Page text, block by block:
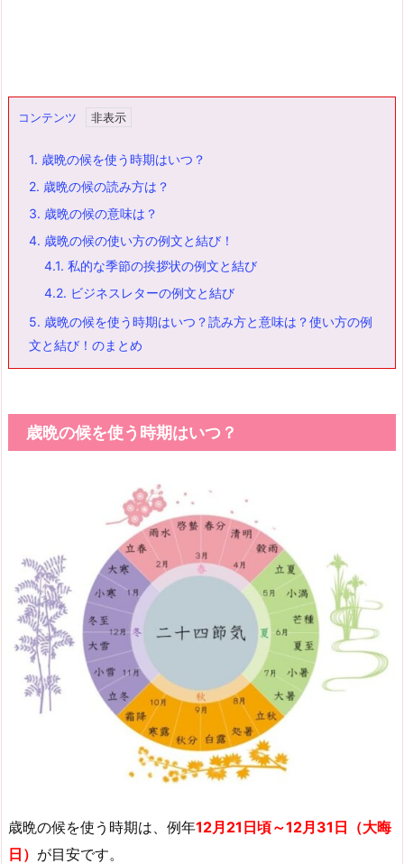
コンテンツ
1. 歳晩の候を使う時期はいつ？
2. 歳晩の候の読み方は？
3. 歳晩の候の意味は？
4. 歳晩の候の使い方の例文と結び！
4.1. 私的な季節の挨拶状の例文と結び
4.2. ビジネスレターの例文と結び
5. 歳晩の候を使う時期はいつ？読み方と意味は？使い方の例
文と結び！のまとめ
歳晩の候を使う時期はいつ？
歳晩の候を使う時期は、例年12月21日頃～12月31日（大晦
日） が目安です。